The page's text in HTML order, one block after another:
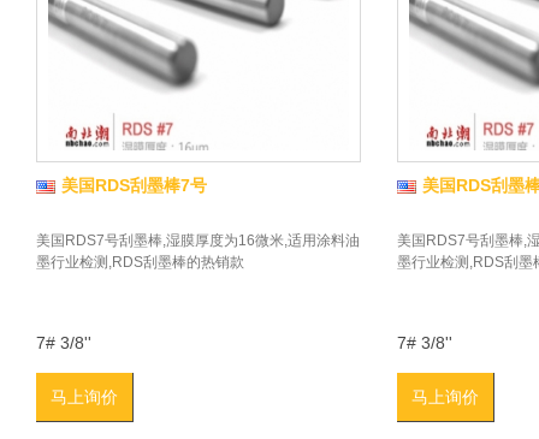
美国RDS刮墨棒7号
美国RDS7号刮墨棒,湿膜厚度为16微米,适用涂料油
墨行业检测,RDS刮墨棒的热销款
7# 3/8''
马上询价
美国RDS刮墨
美国RDS7号刮墨棒,
墨行业检测,RDS刮墨
7# 3/8''
马上询价